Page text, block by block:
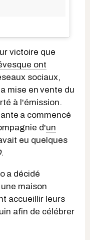
victoire que
ont
sociaux,
mise en vente du
à l'émission.
a commencé
d'un
eu quelques
.
a décidé
maison
accueillir leurs
afin de célébrer